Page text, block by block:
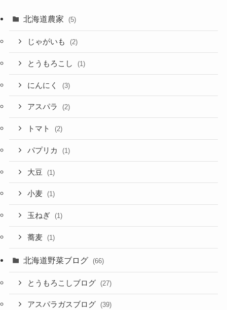
北海道農家 (5)
じゃがいも (2)
とうもろこし (1)
にんにく (3)
アスパラ (2)
トマト (2)
パプリカ (1)
大豆 (1)
小麦 (1)
玉ねぎ (1)
蕎麦 (1)
北海道野菜ブログ (66)
とうもろこしブログ (27)
アスパラガスブログ (39)